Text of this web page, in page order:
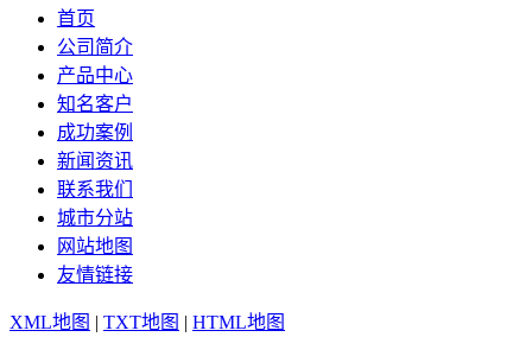
首页
公司简介
产品中心
知名客户
成功案例
新闻资讯
联系我们
城市分站
网站地图
友情链接
XML地图 | TXT地图 | HTML地图